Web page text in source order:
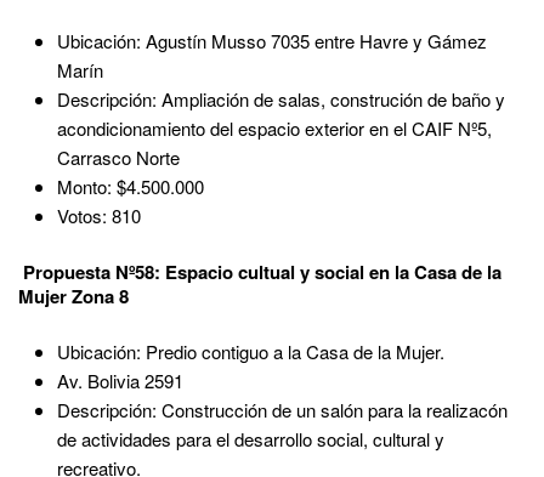
Ubicación: Agustín Musso 7035 entre Havre y Gámez
Marín
Descripción: Ampliación de salas, construción de baño y
acondicionamiento del espacio exterior en el CAIF Nº5,
Carrasco Norte
Monto: $4.500.000
Votos: 810
Propuesta Nº58: Espacio cultual y social en la Casa de la
Mujer Zona 8
Ubicación: Predio contiguo a la Casa de la Mujer.
Av. Bolivia 2591
Descripción: Construcción de un salón para la realizacón
de actividades para el desarrollo social, cultural y
recreativo.